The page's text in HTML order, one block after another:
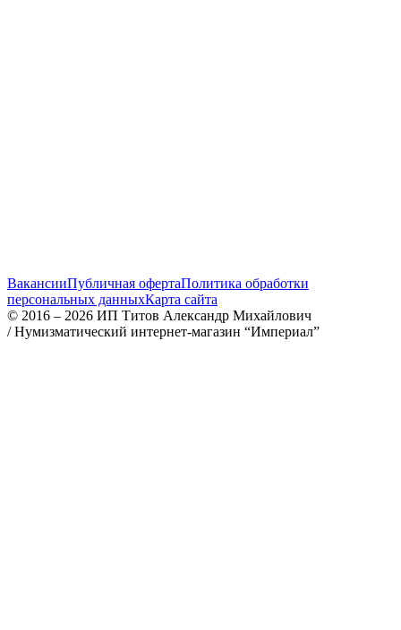
ВакансииПубличная офертаПолитика обработки
персональных данныхКарта сайта
© 2016 – 2026 ИП Титов Александр Михайлович
/Нумизматический интернет-магазин “Империал”